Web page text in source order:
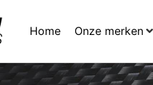
Home Onze merken